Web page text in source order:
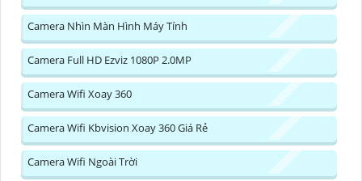
Camera Nhìn Màn Hình Máy Tính
Camera Full HD Ezviz 1080P 2.0MP
Camera Wifi Xoay 360
Camera Wifi Kbvision Xoay 360 Giá Rẻ
Camera Wifi Ngoài Trời